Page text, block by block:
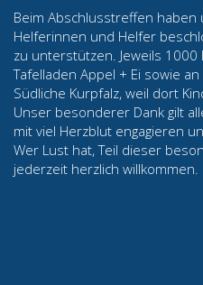
Beim Abschlusstreffen
Helferinnen und Helfer
zu unterstützen. Jeweils
Tafelladen Appel + Ei sowie
Südliche Kurpfalz, weil dort
Unser besonderer Dank gilt
mit viel Herzblut engagieren
Wer Lust hat, Teil dieser
jederzeit herzlich willkommen.